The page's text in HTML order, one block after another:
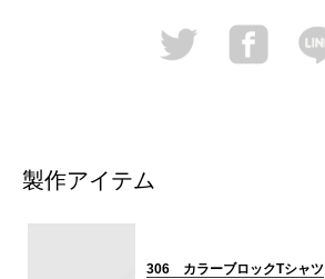
製作アイテム
306 カラーブロックTシャツ